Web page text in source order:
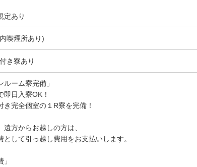
定あり
喫煙所あり)
き寮あり
ルーム寮完備」
即日入寮OK！
き完全個室の１R寮を完備！
遠方からお越しの方は、
として引っ越し費用をお支払いします。
」